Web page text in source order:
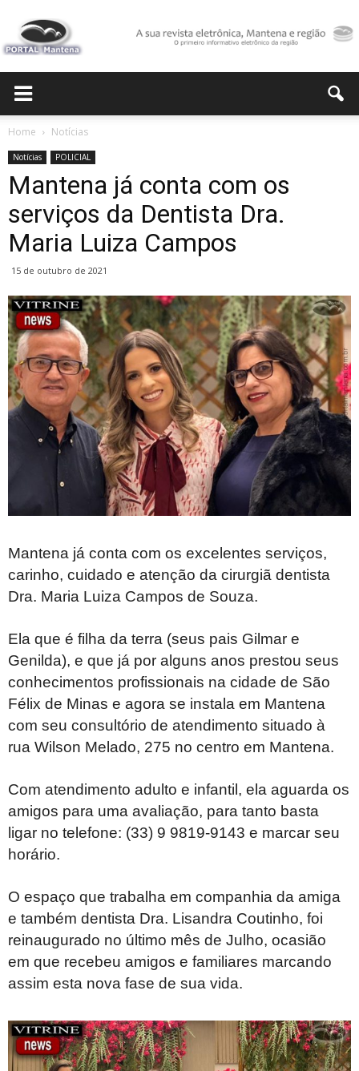
Home Notícias
Notícias POLICIAL
Mantena já conta com os
serviços da Dentista Dra.
Maria Luiza Campos
15 de outubro de 2021
Mantena já conta com os excelentes serviços,
carinho, cuidado e atenção da cirurgiã dentista
Dra. Maria Luiza Campos de Souza.
Ela que é filha da terra (seus pais Gilmar e
Genilda), e que já por alguns anos prestou seus
conhecimentos profissionais na cidade de São
Félix de Minas e agora se instala em Mantena
com seu consultório de atendimento situado à
rua Wilson Melado, 275 no centro em Mantena.
Com atendimento adulto e infantil, ela aguarda os
amigos para uma avaliação, para tanto basta
ligar no telefone: (33) 9 9819-9143 e marcar seu
horário.
O espaço que trabalha em companhia da amiga
e também dentista Dra. Lisandra Coutinho, foi
reinaugurado no último mês de Julho, ocasião
em que recebeu amigos e familiares marcando
assim esta nova fase de sua vida.